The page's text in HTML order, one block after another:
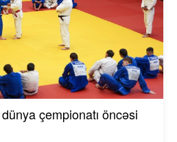
çempionatı öncəsi